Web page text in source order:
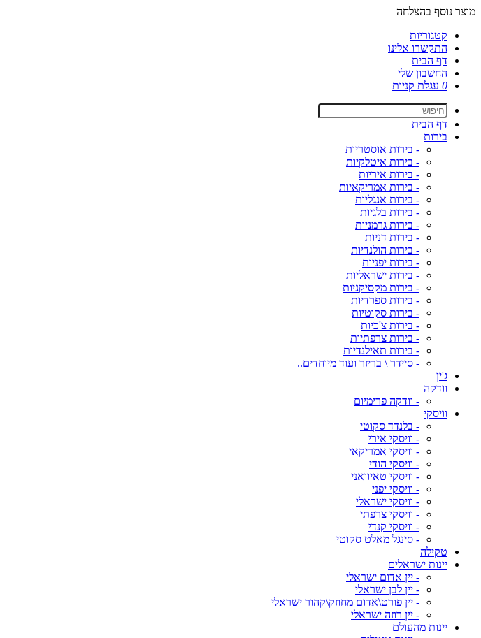
מוצר נוסף בהצלחה
קטגוריות
התקשרו אלינו
דף הבית
החשבון שלי
0 עגלת קניות
דף הבית
בירות
- בירות אוסטריות
- בירות איטלקיות
- בירות איריות
- בירות אמריקאיות
- בירות אנגליות
- בירות בלגיות
- בירות גרמניות
- בירות דניות
- בירות הולנדיות
- בירות יפניות
- בירות ישראליות
- בירות מקסיקניות
- בירות ספרדיות
- בירות סקוטיות
- בירות צ'כיות
- בירות צרפתיות
- בירות תאילנדיות
- סיידר \ בריזר ועוד מיוחדים..
ג'ין
וודקה
- וודקה פרימיום
וויסקי
- בלנדד סקוטי
- וויסקי אירי
- וויסקי אמריקאי
- וויסקי הודי
- וויסקי טאיוואני
- וויסקי יפני
- וויסקי ישראלי
- וויסקי צרפתי
- וויסקי קנדי
- סינגל מאלט סקוטי
טקילה
יינות ישראלים
- יין אדום ישראלי
- יין לבן ישראלי
- יין פורט\אדום מחוזק\קהור ישראלי
- יין רוזה ישראלי
יינות מהעולם